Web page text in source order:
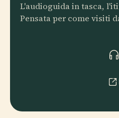
L'audioguida in tasca,
Pensata per come visiti